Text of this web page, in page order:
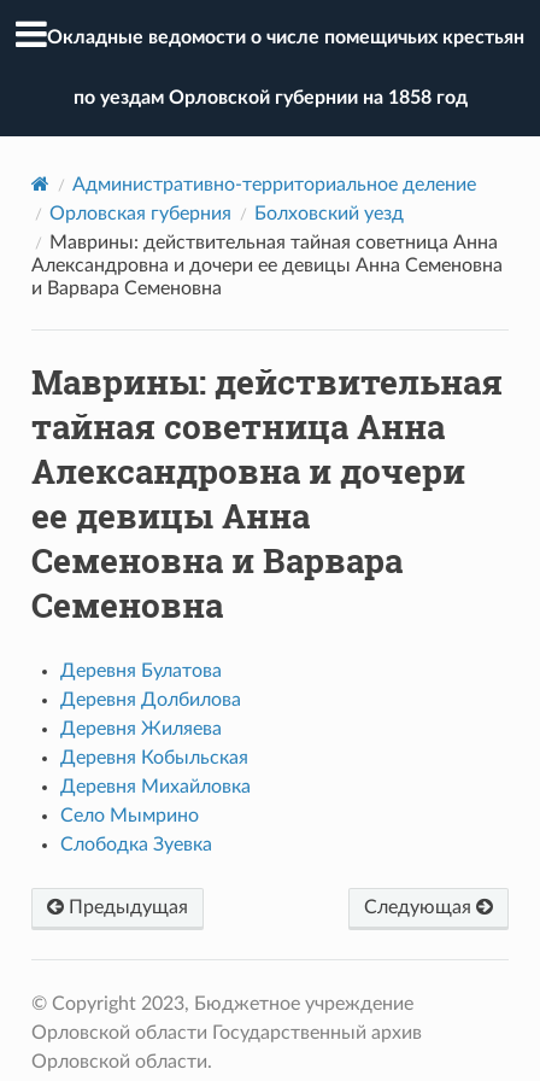
Окладные ведомости о числе помещичьих крестьян
по уездам Орловской губернии на 1858 год
Административно-территориальное деление
Орловская губерния
Болховский уезд
Маврины: действительная тайная советница Анна
Александровна и дочери ее девицы Анна Семеновна
и Варвара Семеновна
Маврины: действительная
тайная советница Анна
Александровна и дочери
ее девицы Анна
Семеновна и Варвара
Семеновна
Деревня Булатова
Деревня Долбилова
Деревня Жиляева
Деревня Кобыльская
Деревня Михайловка
Село Мымрино
Слободка Зуевка
Предыдущая Следующая
© Copyright 2023, Бюджетное учреждение
Орловской области Государственный архив
Орловской области.